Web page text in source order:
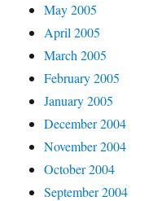
May 2005
April 2005
March 2005
February 2005
January 2005
December 2004
November 2004
October 2004
September 2004